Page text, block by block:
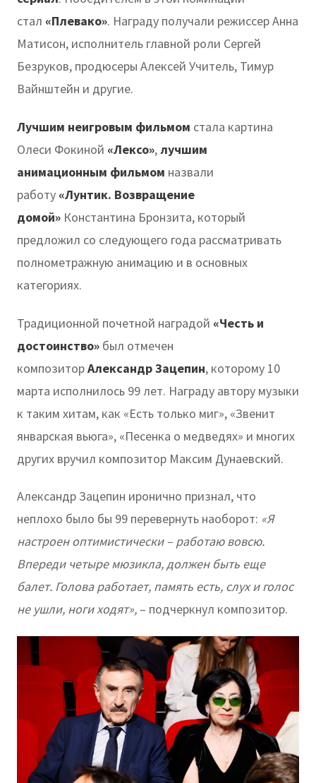
стал «Плевако». Награду получали режиссер Анна
Матисон, исполнитель главной роли Сергей
Безруков, продюсеры Алексей Учитель, Тимур
Вайнштейн и другие.
Лучшим неигровым фильмом стала картина
Олеси Фокиной «Лексо»,лучшим
анимационным фильмом назвали
работу «Лунтик. Возвращение
домой» Константина Бронзита, который
предложил со следующего года рассматривать
полнометражную анимацию и в основных
категориях.
Традиционной почетной наградой «Честь и
достоинство» был отмечен
композиторАлександр Зацепин, которому 10
марта исполнилось 99 лет. Награду автору музыки
к таким хитам, как «Есть только миг», «Звенит
январская вьюга», «Песенка о медведях» и многих
других вручил композитор Максим Дунаевский.
Александр Зацепин иронично признал, что
неплохо было бы 99 перевернуть наоборот: «Я
настроен оптимистически – работаю вовсю.
Впереди четыре мюзикла, должен быть еще
балет. Голова работает, память есть, слух и голос
не ушли, ноги ходят», – подчеркнул композитор.